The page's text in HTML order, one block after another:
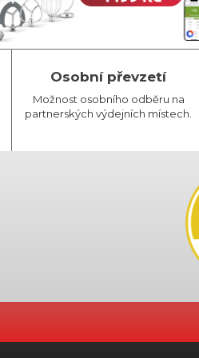
Osobní převzetí
Možnost osobního odběru na
partnerských výdejních místech.